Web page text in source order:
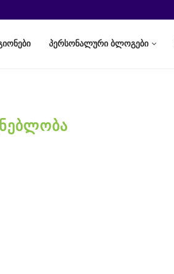
პერსონალური ბლოგები